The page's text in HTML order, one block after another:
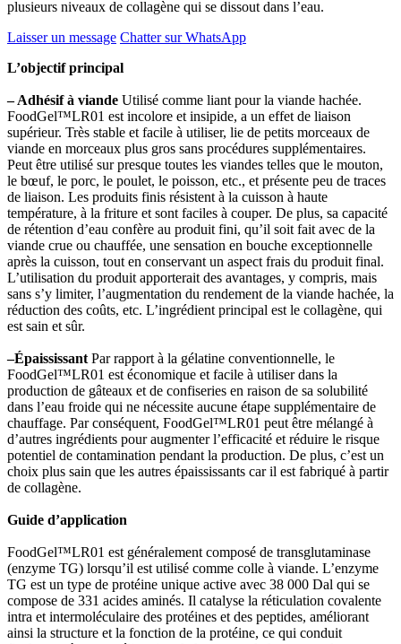
plusieurs niveaux de collagène qui se dissout dans l’eau.
Laisser un message Chatter sur WhatsApp
L’objectif principal
– Adhésif à viande Utilisé comme liant pour la viande hachée.
FoodGel™LR01 est incolore et insipide, a un effet de liaison
supérieur. Très stable et facile à utiliser, lie de petits morceaux de
viande en morceaux plus gros sans procédures supplémentaires.
Peut être utilisé sur presque toutes les viandes telles que le mouton,
le bœuf, le porc, le poulet, le poisson, etc., et présente peu de traces
de liaison. Les produits finis résistent à la cuisson à haute
température, à la friture et sont faciles à couper. De plus, sa capacité
de rétention d’eau confère au produit fini, qu’il soit fait avec de la
viande crue ou chauffée, une sensation en bouche exceptionnelle
après la cuisson, tout en conservant un aspect frais du produit final.
L’utilisation du produit apporterait des avantages, y compris, mais
sans s’y limiter, l’augmentation du rendement de la viande hachée, la
réduction des coûts, etc. L’ingrédient principal est le collagène, qui
est sain et sûr.
–Épaississant Par rapport à la gélatine conventionnelle, le
FoodGel™LR01 est économique et facile à utiliser dans la
production de gâteaux et de confiseries en raison de sa solubilité
dans l’eau froide qui ne nécessite aucune étape supplémentaire de
chauffage. Par conséquent, FoodGel™LR01 peut être mélangé à
d’autres ingrédients pour augmenter l’efficacité et réduire le risque
potentiel de contamination pendant la production. De plus, c’est un
choix plus sain que les autres épaississants car il est fabriqué à partir
de collagène.
Guide d’application
FoodGel™LR01 est généralement composé de transglutaminase
(enzyme TG) lorsqu’il est utilisé comme colle à viande. L’enzyme
TG est un type de protéine unique active avec 38 000 Dal qui se
compose de 331 acides aminés. Il catalyse la réticulation covalente
intra et intermoléculaire des protéines et des peptides, améliorant
ainsi la structure et la fonction de la protéine, ce qui conduit